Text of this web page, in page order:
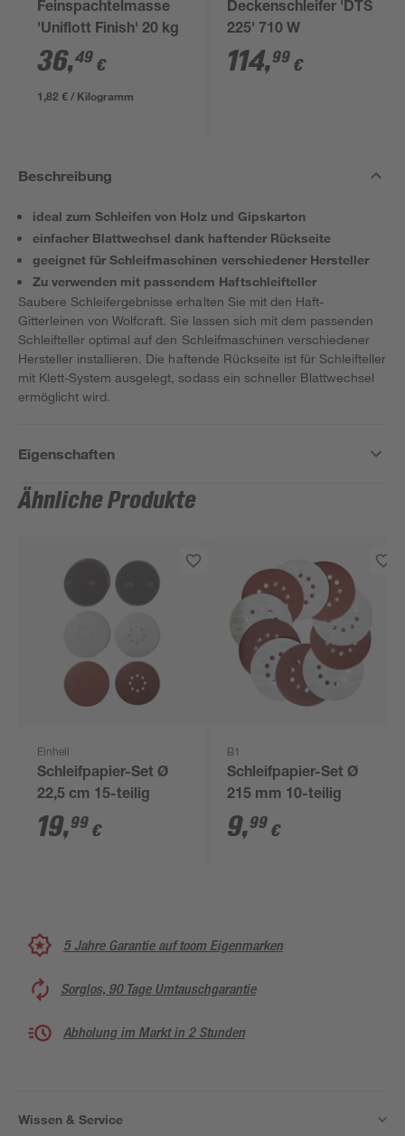
Feinspachtelmasse
'Uniflott Finish' 20 kg
36,49 €
1,82 € / Kilogramm
Deckenschleifer 'DTS
225' 710 W
114,99 €
Beschreibung
ideal zum Schleifen von Holz und Gipskarton
einfacher Blattwechsel dank haftender Rückseite
geeignet für Schleifmaschinen verschiedener Hersteller
Zu verwenden mit passendem Haftschleifteller
Saubere Schleifergebnisse erhalten Sie mit den Haft-
Gitterleinen von Wolfcraft. Sie lassen sich mit dem passenden
Schleifteller optimal auf den Schleifmaschinen verschiedener
Hersteller installieren. Die haftende Rückseite ist für Schleifteller
mit Klett-System ausgelegt, sodass ein schneller Blattwechsel
ermöglicht wird.
Eigenschaften
Ähnliche Produkte
Einhell
Schleifpapier-Set Ø
22,5 cm 15-teilig
19,99 €
B1
Schleifpapier-Set Ø
215 mm 10-teilig
9,99 €
5 Jahre Garantie auf toom Eigenmarken
Sorglos, 90 Tage Umtauschgarantie
Abholung im Markt in 2 Stunden
Wissen & Service